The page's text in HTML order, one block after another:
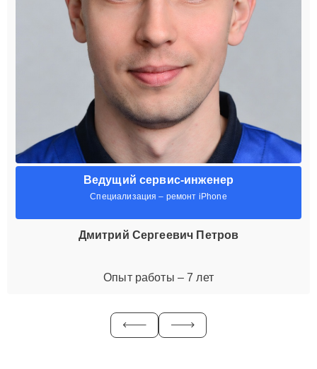
Ведущий сервис-инженер
Специализация – ремонт iPhone
Дмитрий Сергеевич Петров
Опыт работы – 7 лет